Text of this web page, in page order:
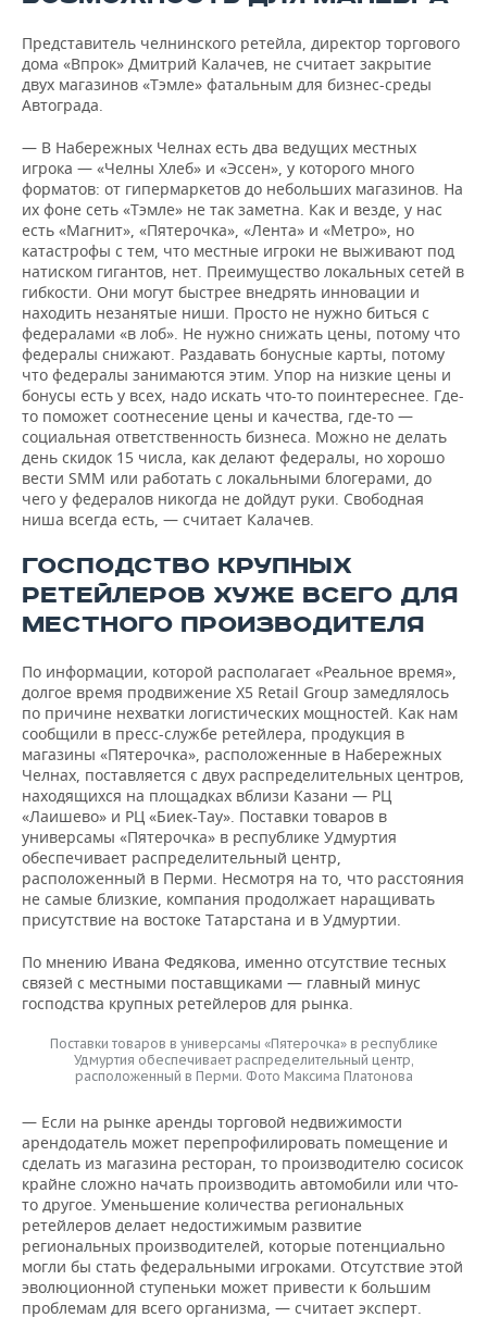
Представитель челнинского ретейла, директор торгового
дома «Впрок» Дмитрий Калачев, не считает закрытие
двух магазинов «Тэмле» фатальным для бизнес-среды
Автограда.
— В Набережных Челнах есть два ведущих местных
игрока — «Челны Хлеб» и «Эссен», у которого много
форматов: от гипермаркетов до небольших магазинов. На
их фоне сеть «Тэмле» не так заметна. Как и везде, у нас
есть «Магнит», «Пятерочка», «Лента» и «Метро», но
катастрофы с тем, что местные игроки не выживают под
натиском гигантов, нет. Преимущество локальных сетей в
гибкости. Они могут быстрее внедрять инновации и
находить незанятые ниши. Просто не нужно биться с
федералами «в лоб». Не нужно снижать цены, потому что
федералы снижают. Раздавать бонусные карты, потому
что федералы занимаются этим. Упор на низкие цены и
бонусы есть у всех, надо искать что-то поинтереснее. Где-
то поможет соотнесение цены и качества, где-то —
социальная ответственность бизнеса. Можно не делать
день скидок 15 числа, как делают федералы, но хорошо
вести SMM или работать с локальными блогерами, до
чего у федералов никогда не дойдут руки. Свободная
ниша всегда есть, — считает Калачев.
ГОСПОДСТВО КРУПНЫХ
РЕТЕЙЛЕРОВ ХУЖЕ ВСЕГО ДЛЯ
МЕСТНОГО ПРОИЗВОДИТЕЛЯ
По информации, которой располагает «Реальное время»,
долгое время продвижение X5 Retail Group замедлялось
по причине нехватки логистических мощностей. Как нам
сообщили в пресс-службе ретейлера, продукция в
магазины «Пятерочка», расположенные в Набережных
Челнах, поставляется с двух распределительных центров,
находящихся на площадках вблизи Казани — РЦ
«Лаишево» и РЦ «Биек-Тау». Поставки товаров в
универсамы «Пятерочка» в республике Удмуртия
обеспечивает распределительный центр,
расположенный в Перми. Несмотря на то, что расстояния
не самые близкие, компания продолжает наращивать
присутствие на востоке Татарстана и в Удмуртии.
По мнению Ивана Федякова, именно отсутствие тесных
связей с местными поставщиками — главный минус
господства крупных ретейлеров для рынка.
Поставки товаров в универсамы «Пятерочка» в республике
Удмуртия обеспечивает распределительный центр,
расположенный в Перми. Фото Максима Платонова
— Если на рынке аренды торговой недвижимости
арендодатель может перепрофилировать помещение и
сделать из магазина ресторан, то производителю сосисок
крайне сложно начать производить автомобили или что-
то другое. Уменьшение количества региональных
ретейлеров делает недостижимым развитие
региональных производителей, которые потенциально
могли бы стать федеральными игроками. Отсутствие этой
эволюционной ступеньки может привести к большим
проблемам для всего организма, — считает эксперт.